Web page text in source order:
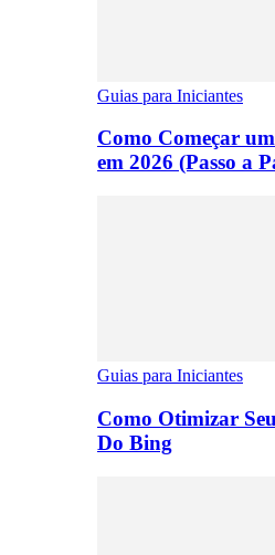
Guias para Iniciantes
Como Começar
em 2026 (Passo a
Guias para Iniciantes
Como Otimizar
Do Bing